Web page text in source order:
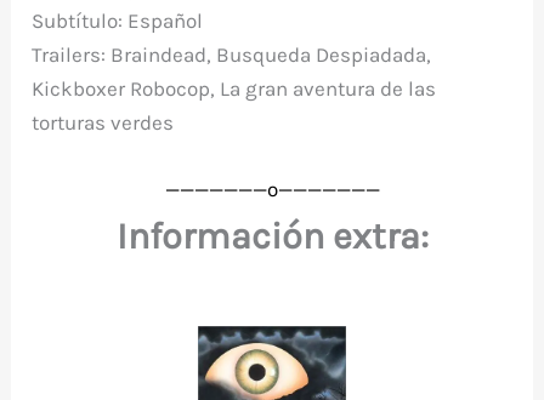
Subtítulo: Español
Trailers: Braindead, Busqueda Despiadada,
Kickboxer Robocop, La gran aventura de las
torturas verdes
———————o———————
Información extra: